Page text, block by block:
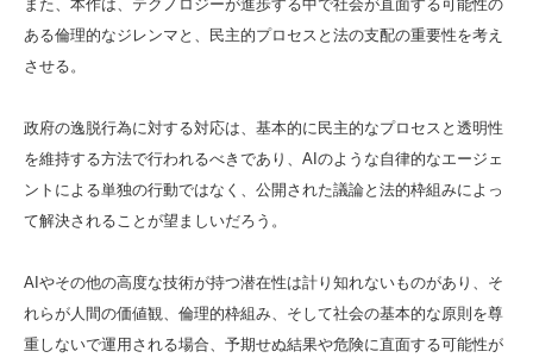
また、本作は、テクノロジーが進歩する中で社会が直面する可能性の
ある倫理的なジレンマと、民主的プロセスと法の支配の重要性を考え
させる。
政府の逸脱行為に対する対応は、基本的に民主的なプロセスと透明性
を維持する方法で行われるべきであり、AIのような自律的なエージェ
ントによる単独の行動ではなく、公開された議論と法的枠組みによっ
て解決されることが望ましいだろう。
AIやその他の高度な技術が持つ潜在性は計り知れないものがあり、そ
れらが人間の価値観、倫理的枠組み、そして社会の基本的な原則を尊
重しないで運用される場合、予期せぬ結果や危険に直面する可能性が